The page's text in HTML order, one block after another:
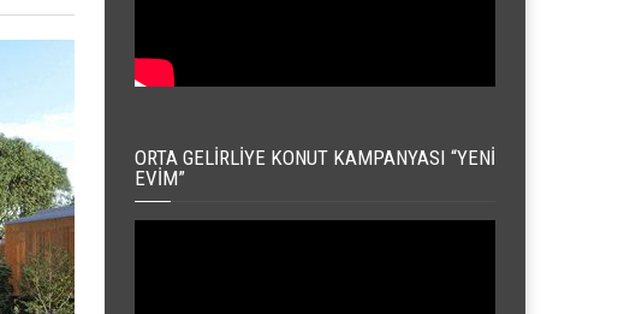
ORTA GELIRLIYE KONUT KAMPANYASI “YENI
EVIM”